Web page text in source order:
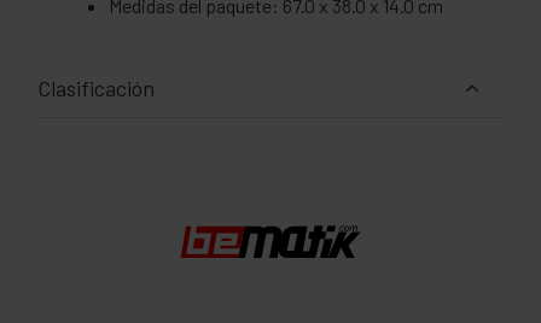
Medidas del paquete: 67.0 x 38.0 x 14.0 cm
Clasificación